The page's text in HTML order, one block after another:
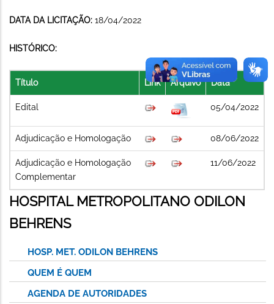
DATA DA LICITAÇÃO: 18/04/2022
HISTÓRICO:
Título Link Arquivo Data
Edital 05/04/2022
Adjudicação e Homologação 08/06/2022
Adjudicação e Homologação
Complementar
11/06/2022
HOSPITAL METROPOLITANO ODILON
BEHRENS
HOSP. MET. ODILON BEHRENS
QUEM É QUEM
AGENDA DE AUTORIDADES